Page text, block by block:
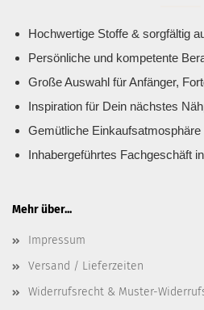
Hochwertige Stoffe & sorgfältig
Persönliche und kompetente
Große Auswahl für Anfänger,
Inspiration für Dein nächstes
Gemütliche Einkaufsatmosphäre
Inhabergeführtes Fachgeschäft
Mehr über...
Impressum
Versand / Lieferzeiten
Widerrufsrecht & Muster-